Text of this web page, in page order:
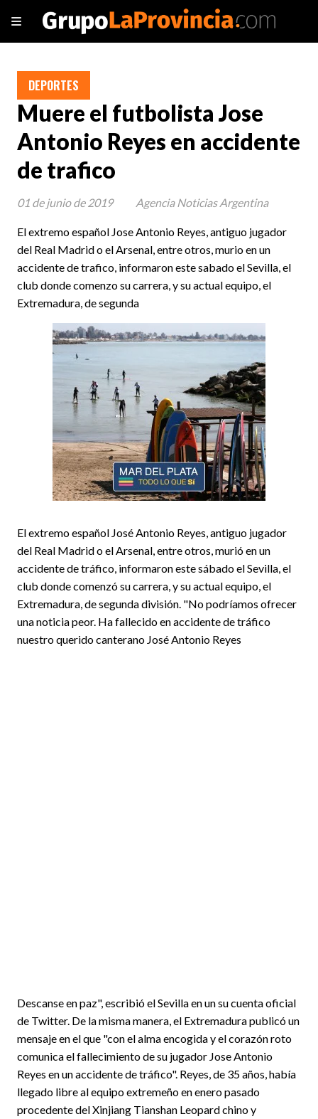
Muere el futbolista Jose
Antonio Reyes en accidente
de trafico
El extremo español Jose Antonio Reyes, antiguo jugador
del Real Madrid o el Arsenal, entre otros, murio en un
accidente de trafico, informaron este sabado el Sevilla, el
club donde comenzo su carrera, y su actual equipo, el
Extremadura, de segunda
DEPORTES
01 de junio de 2019 Agencia Noticias Argentina
El extremo español José Antonio Reyes, antiguo jugador
del Real Madrid o el Arsenal, entre otros, murió en un
accidente de tráfico, informaron este sábado el Sevilla, el
club donde comenzó su carrera, y su actual equipo, el
Extremadura, de segunda división. "No podríamos ofrecer
una noticia peor. Ha fallecido en accidente de tráfico
nuestro querido canterano José Antonio Reyes
Descanse en paz", escribió el Sevilla en un su cuenta oficial
de Twitter. De la misma manera, el Extremadura publicó un
mensaje en el que "con el alma encogida y el corazón roto
comunica el fallecimiento de su jugador Jose Antonio
Reyes en un accidente de tráfico". Reyes, de 35 años, había
llegado libre al equipo extremeño en enero pasado
procedente del Xinjiang Tianshan Leopard chino y